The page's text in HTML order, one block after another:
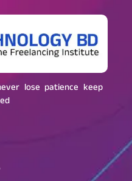
lose patience keep